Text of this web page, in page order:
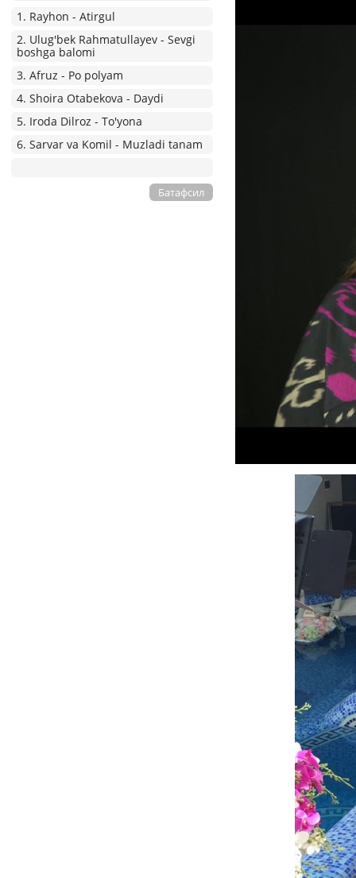
1. Rayhon - Atirgul
2. Ulug'bek Rahmatullayev - Sevgi
boshga balomi
3. Afruz - Po polyam
4. Shoira Otabekova - Daydi
5. Iroda Dilroz - To'yona
6. Sarvar va Komil - Muzladi tanam
Батафсил